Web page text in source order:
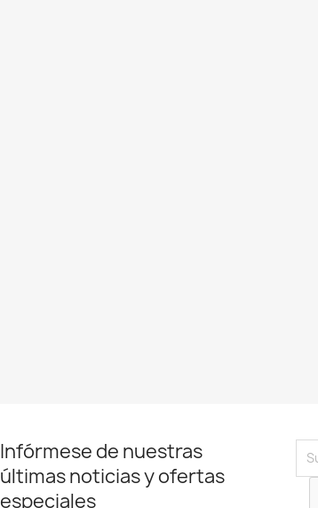
Infórmese de nuestras
últimas noticias y ofertas
especiales